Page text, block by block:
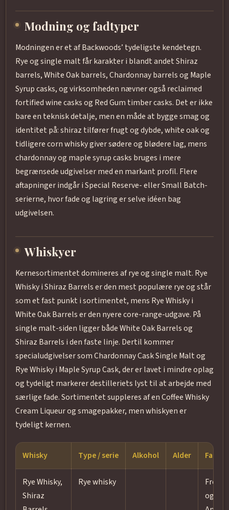
Modning og fadtyper
Modningen er et af Backwoods’ tydeligste kendetegn.
Rye og single malt får karakter i blandt andet Shiraz
barrels, White Oak barrels, Chardonnay barrels og Maple
Syrup casks, og virksomheden nævner også reclaimed
fortified wine casks og Red Gum timber casks. Det er ikke
bare en teknisk detalje, men en måde at bygge smag og
identitet på: shiraz tilfører frugt og dybde, white oak og
tidligere corn whisky giver sødere og blødere lag, mens
chardonnay og maple syrup casks bruges i mere
begrænsede udgivelser med en markant profil. Flere
aftapninger indgår i Special Reserve- eller Small Batch-
serierne, hvor fade og lagring er selve idéen bag
udgivelsen.
Whiskyer
Kernesortimentet domineres af rye og single malt. Rye
Whisky i Shiraz Barrels er den mest populære rye og står
som et fast punkt i sortimentet, mens Rye Whisky i
White Oak Barrels er den nyere core-range-udgave. På
single malt-siden ligger både White Oak Barrels og
Shiraz Barrels i den faste linje. Dertil kommer
specialudgivelser som Chardonnay Cask Single Malt og
Rye Whisky i Maple Syrup Cask, der er lavet i mindre oplag
og tydeligt markerer destilleriets lyst til at arbejde med
særlige fade. Sortimentet suppleres af en Coffee Whisky
Cream Liqueur og smagepakker, men whiskyen er
tydeligt kernen.
Whisky Type / serie Alkohol Alder Fad
Rye Whisky,
Shiraz
Rye whisky
og